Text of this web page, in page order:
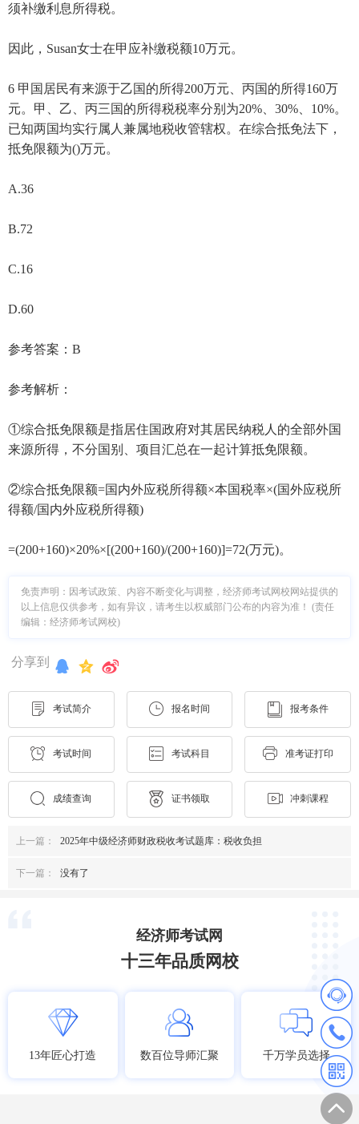
须补缴利息所得税。
因此，Susan女士在甲应补缴税额10万元。
6 甲国居民有来源于乙国的所得200万元、丙国的所得160万
元。甲、乙、丙三国的所得税税率分别为20%、30%、10%。
已知两国均实行属人兼属地税收管辖权。在综合抵免法下，
抵免限额为()万元。
A.36
B.72
C.16
D.60
参考答案：B
参考解析：
①综合抵免限额是指居住国政府对其居民纳税人的全部外国
来源所得，不分国别、项目汇总在一起计算抵免限额。
②综合抵免限额=国内外应税所得额×本国税率×(国外应税所
得额/国内外应税所得额)
=(200+160)×20%×[(200+160)/(200+160)]=72(万元)。
免责声明：因考试政策、内容不断变化与调整，经济师考试网校网站提供的
以上信息仅供参考，如有异议，请考生以权威部门公布的内容为准！ (责任
编辑：经济师考试网校)
分享到
考试简介 报名时间 报考条件
考试时间 考试科目 准考证打印
成绩查询 证书领取 冲刺课程
上一篇： 2025年中级经济师财政税收考试题库：税收负担
下一篇： 没有了
经济师考试网
十三年品质网校
13年匠心打造 数百位导师汇聚 千万学员选择